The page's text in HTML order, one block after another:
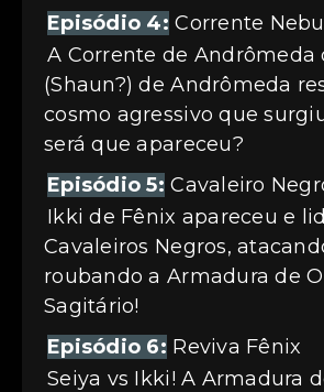
Episódio 4: Corrente
A Corrente de Andrômeda
(Shaun?) de Andrômeda
cosmo agressivo que
será que apareceu?
Episódio 5: Cavaleiro
Ikki de Fênix apareceu e
Cavaleiros Negros,
roubando a Armadura de
Sagitário!
Episódio 6: Reviva Fênix
Seiya vs Ikki! A Armadura